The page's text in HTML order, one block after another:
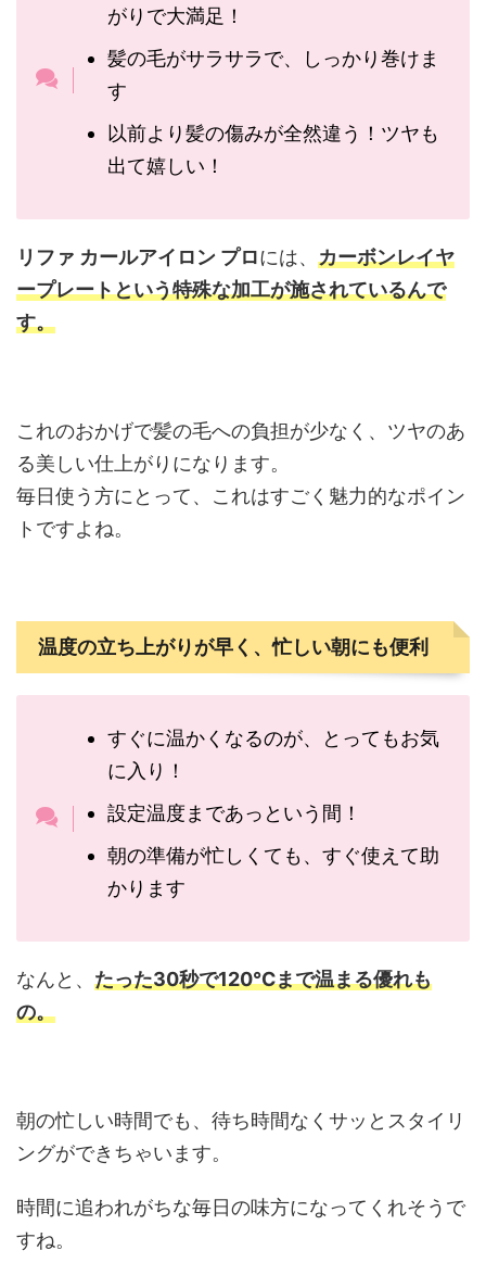
がりで大満足！
髪の毛がサラサラで、しっかり巻けま
す
以前より髪の傷みが全然違う！ツヤも
出て嬉しい！
リファ カールアイロン プロには、 カーボンレイヤ
ープレートという特殊な加工が施されているんで
す。
これのおかげで髪の毛への負担が少なく、ツヤのあ
る美しい仕上がりになります。
毎日使う方にとって、これはすごく魅力的なポイン
トですよね。
温度の立ち上がりが早く、忙しい朝にも便利
すぐに温かくなるのが、とってもお気
に入り！
設定温度まであっという間！
朝の準備が忙しくても、すぐ使えて助
かります
なんと、 たった30秒で120℃まで温まる優れも
の。
朝の忙しい時間でも、待ち時間なくサッとスタイリ
ングができちゃいます。
時間に追われがちな毎日の味方になってくれそうで
すね。